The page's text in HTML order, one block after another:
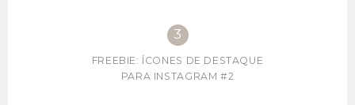
FREEBIE: ÍCONES DE DESTAQUE
PARA INSTAGRAM #2